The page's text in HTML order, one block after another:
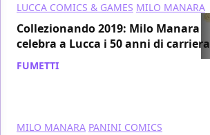
LUCCA COMICS & GAMES MILO MANARA
Collezionando 2019: Milo Manara
celebra a Lucca i 50 anni di carriera
FUMETTI
MILO MANARA PANINI COMICS